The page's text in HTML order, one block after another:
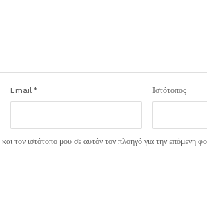
Email * Ιστότοπος
τον ιστότοπο μου σε αυτόν τον πλοηγό για την επόμενη